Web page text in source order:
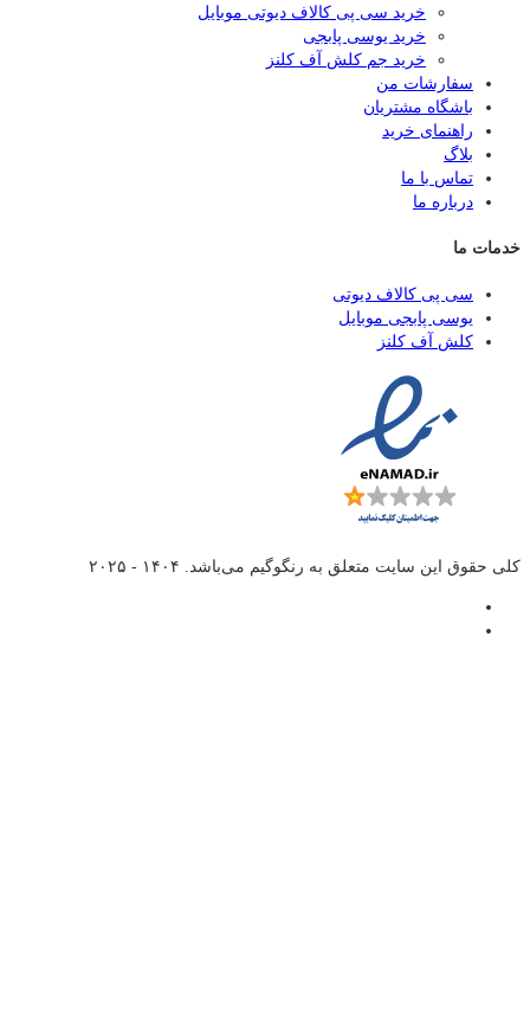
خرید سی پی کالاف دیوتی موبایل
خرید یوسی پابجی
خرید جم کلش آف کلنز
سفارشات من
باشگاه مشتریان
راهنمای خرید
بلاگ
تماس با ما
درباره ما
خدمات ما
سی پی کالاف دیوتی
یوسی پابجی موبایل
کلش آف کلنز
کلی حقوق این سایت متعلق به رنگوگیم می‌باشد. ۱۴۰۴ - ۲۰۲۵